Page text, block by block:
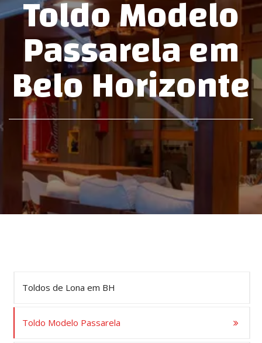
Telhados
em
BH
Toldo Modelo
Passarela em
Belo Horizonte
Toldos de Lona em BH
Toldo Modelo Passarela